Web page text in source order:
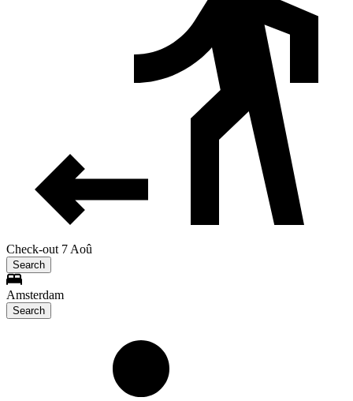
Check-out 7 Aoû
Search
Amsterdam
Search